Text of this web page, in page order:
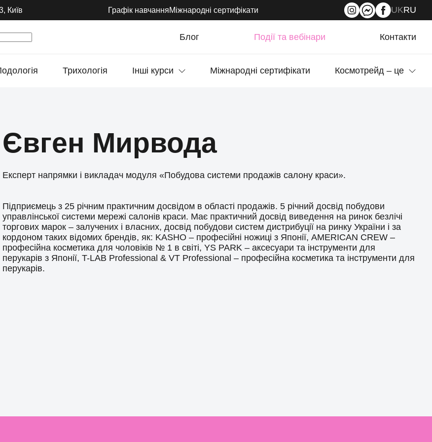
Київ Графік навчанняМіжнародні сертифікати UKRU
Блог Події та вебінари Контакти
Трихологія Інші курси Міжнародні сертифікати Космотрейд – це
Євген Мирвода
Експерт напрямки і викладач модуля «Побудова системи продажів салону краси».
Підприємець з 25 річним практичним досвідом в області продажів. 5 річний досвід побудови
управлінської системи мережі салонів краси. Має практичний досвід виведення на ринок безлічі
торгових марок – залучених і власних, досвід побудови систем дистрибуції на ринку України і за
кордоном таких відомих брендів, як: KASHO – професійні ножиці з Японії, AMERICAN CREW –
професійна косметика для чоловіків № 1 в світі, YS PARK – аксесуари та інструменти для
перукарів з Японії, T-LAB Professional & VT Professional – професійна косметика та інструменти для
перукарів.